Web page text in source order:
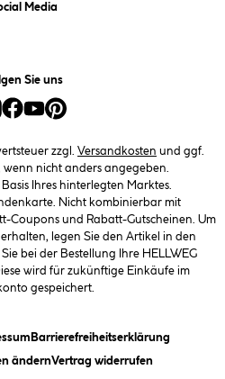
Media
Sie uns
zzgl. Versandkosten und ggf.
nicht anders angegeben.
Ihres hinterlegten Marktes.
Nicht kombinierbar mit
Coupons und Rabatt-Gutscheinen. Um
legen Sie den Artikel in den
bei der Bestellung Ihre HELLWEG
wird für zukünftige Einkäufe im
gespeichert.
ein Dialogfeld)
(öffnet ein Dialogfeld)
Barrierefreiheitserklärung(öffnet
ändern(öffnet ein Dialogfeld)
Vertrag widerrufen